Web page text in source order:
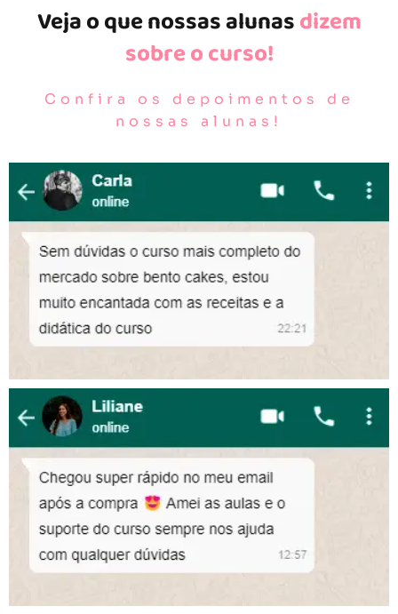
Veja o que nossas alunasdizem
sobre o curso!
Confira os depoimentos de
nossas alunas!